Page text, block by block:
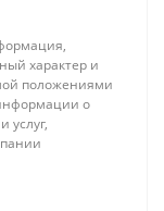
характер и
положениями
о
услуг,